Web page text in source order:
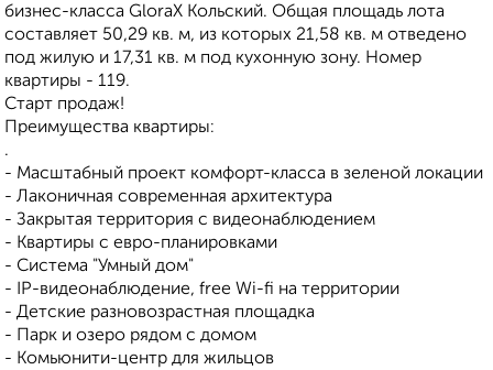
бизнес-класса GloraX Кольский. Общая площадь лота
составляет 50,29 кв. м, из которых 21,58 кв. м отведено
под жилую и 17,31 кв. м под кухонную зону. Номер
квартиры - 119.
Старт продаж!
Преимущества квартиры:
.
- Масштабный проект комфорт-класса в зеленой локации
- Лаконичная современная архитектура
- Закрытая территория с видеонаблюдением
- Квартиры с евро-планировками
- Система "Умный дом"
- IP-видеонаблюдение, free Wi-fi на территории
- Детские разновозрастная площадка
- Парк и озеро рядом с домом
- Комьюнити-центр для жильцов